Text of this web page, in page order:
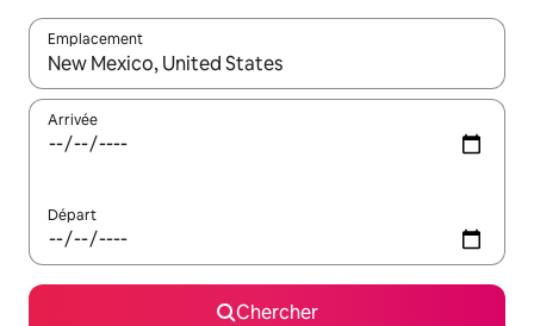
Emplacement
Quand les résultats sont affichés, parcourez-les en utilisant
Arrivée
Départ
Chercher